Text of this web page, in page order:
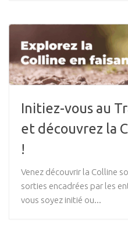
Initiez-vous au
et découvrez la
!
Venez découvrir la Colline
sorties encadrées par les
vous soyez initié ou...